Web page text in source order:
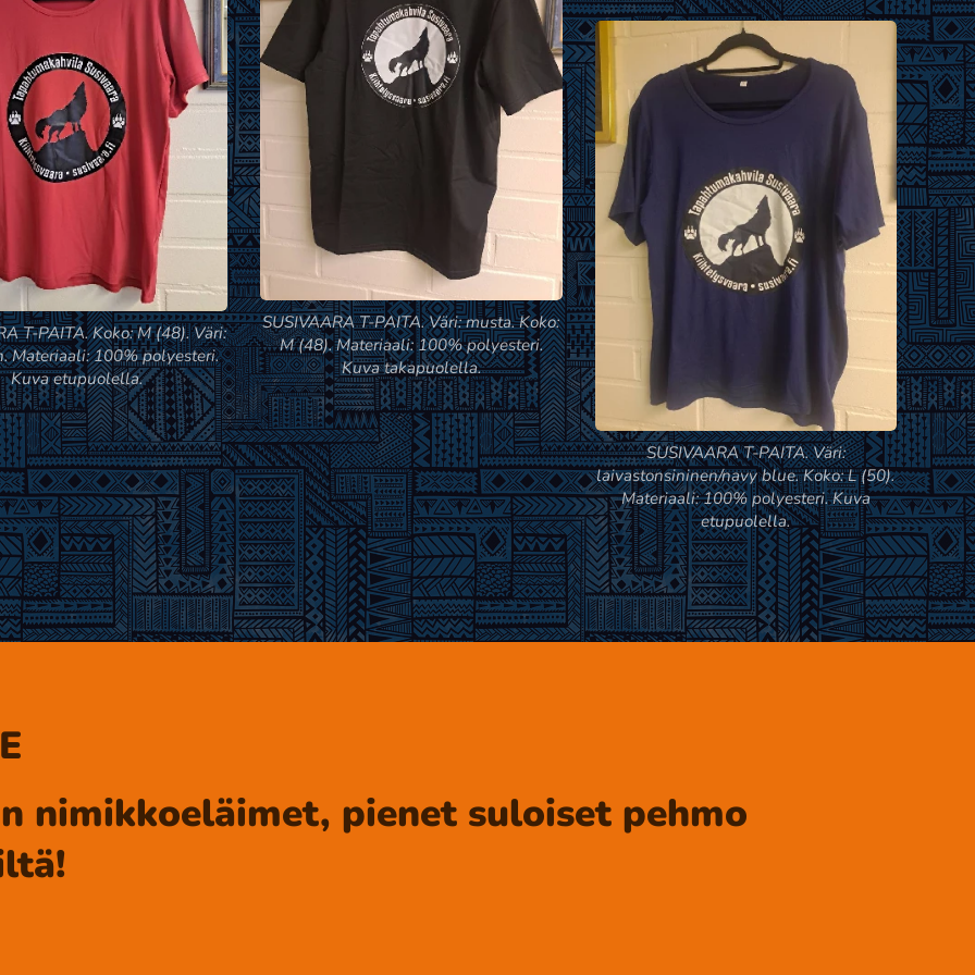
SUSIVAARA T-PAITA. Väri: musta. Koko:
M (48). Materiaali: 100% polyesteri.
Kuva takapuolella.
T-PAITA. Koko: M (48). Väri:
Materiaali: 100% polyesteri.
Kuva etupuolella.
SUSIVAARA T-PAITA. Väri:
laivastonsininen/navy blue. Koko: L (50).
Materiaali: 100% polyesteri. Kuva
etupuolella.
nimikkoeläimet, pienet suloiset pehmo